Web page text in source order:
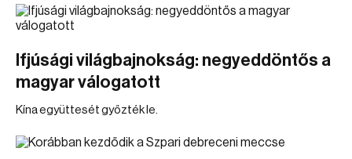
Ifjúsági világbajnokság: negyeddöntős a
magyar válogatott
Kína együttesét győzték le.